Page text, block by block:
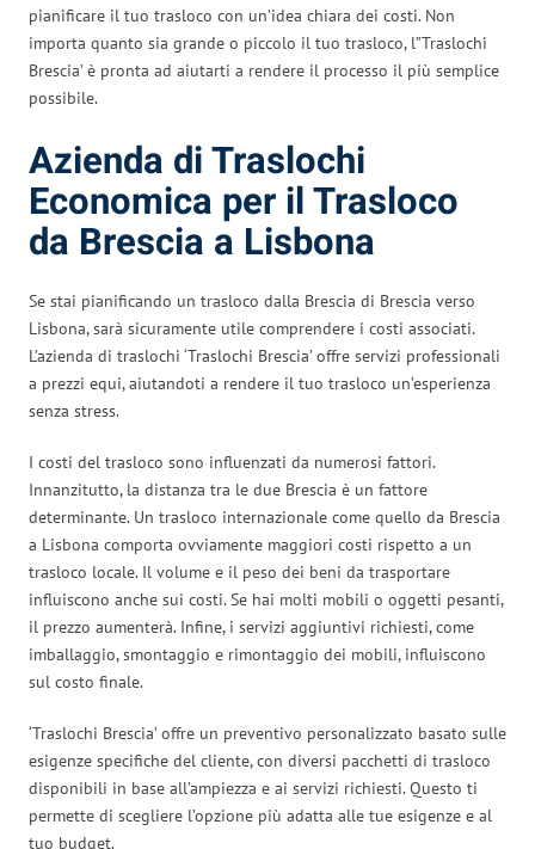
pianificare il tuo trasloco con un’idea chiara dei costi. Non
importa quanto sia grande o piccolo il tuo trasloco, l”Traslochi
Brescia’ è pronta ad aiutarti a rendere il processo il più semplice
possibile.
Azienda di Traslochi
Economica per il Trasloco
da Brescia a Lisbona
Se stai pianificando un trasloco dalla Brescia di Brescia verso
Lisbona, sarà sicuramente utile comprendere i costi associati.
L’azienda di traslochi ‘Traslochi Brescia’ offre servizi professionali
a prezzi equi, aiutandoti a rendere il tuo trasloco un’esperienza
senza stress.
I costi del trasloco sono influenzati da numerosi fattori.
Innanzitutto, la distanza tra le due Brescia è un fattore
determinante. Un trasloco internazionale come quello da Brescia
a Lisbona comporta ovviamente maggiori costi rispetto a un
trasloco locale. Il volume e il peso dei beni da trasportare
influiscono anche sui costi. Se hai molti mobili o oggetti pesanti,
il prezzo aumenterà. Infine, i servizi aggiuntivi richiesti, come
imballaggio, smontaggio e rimontaggio dei mobili, influiscono
sul costo finale.
‘Traslochi Brescia’ offre un preventivo personalizzato basato sulle
esigenze specifiche del cliente, con diversi pacchetti di trasloco
disponibili in base all’ampiezza e ai servizi richiesti. Questo ti
permette di scegliere l’opzione più adatta alle tue esigenze e al
tuo budget.